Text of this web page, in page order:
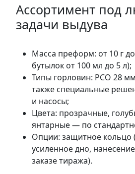
Ассортимент под
задачи выдува
Масса преформ: от 10 г до
бутылок от 100 мл до 5 л);
Типы горловин: PCO 28
также специальные
и насосы;
Цвета: прозрачные,
янтарные — по
Опции: защитное кольцо
усиленное дно,
заказе тиража).